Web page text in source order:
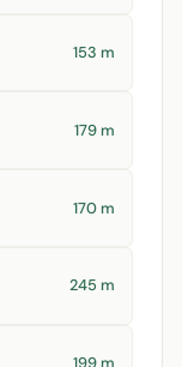
153 m
179 m
170 m
245 m